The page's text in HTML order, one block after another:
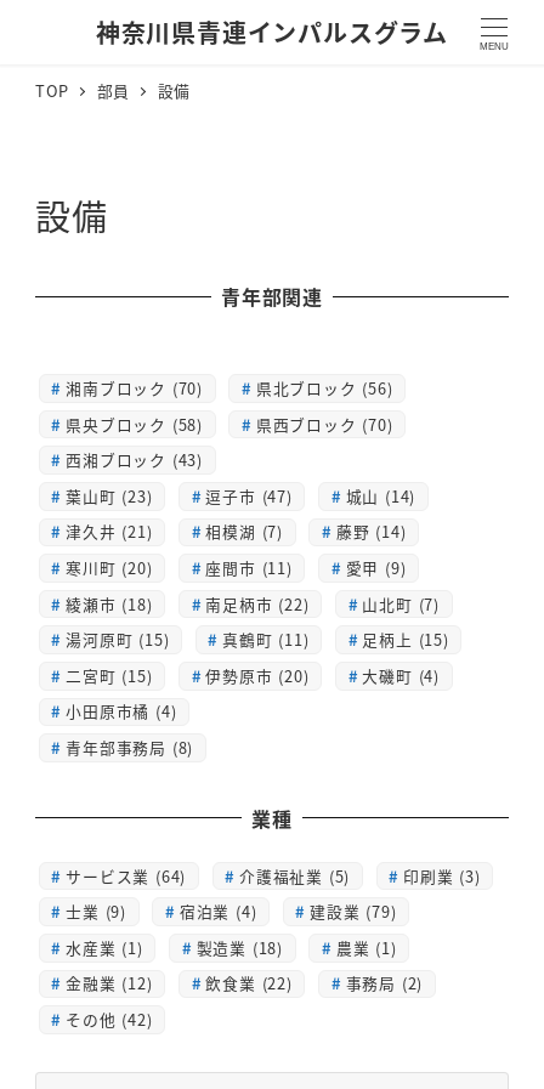
神奈川県青連インパルスグラム MENU
TOP 部員 設備
設備
青年部関連
湘南ブロック (70)
県北ブロック (56)
県央ブロック (58)
県西ブロック (70)
西湘ブロック (43)
葉山町 (23)
逗子市 (47)
城山 (14)
津久井 (21)
相模湖 (7)
藤野 (14)
寒川町 (20)
座間市 (11)
愛甲 (9)
綾瀬市 (18)
南足柄市 (22)
山北町 (7)
湯河原町 (15)
真鶴町 (11)
足柄上 (15)
二宮町 (15)
伊勢原市 (20)
大磯町 (4)
小田原市橘 (4)
青年部事務局 (8)
業種
サービス業 (64) 介護福祉業 (5)
印刷業 (3)
士業 (9)
宿泊業 (4)
建設業 (79)
水産業 (1)
製造業 (18)
農業 (1)
金融業 (12)
飲食業 (22)
事務局 (2)
その他 (42)